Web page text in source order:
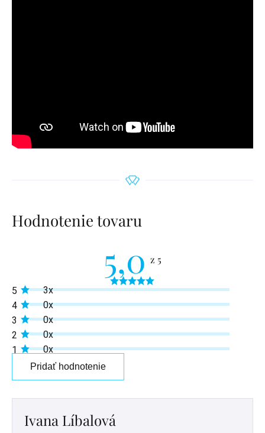
Hodnotenie tovaru
5,0
Priemerné
hodnotenie
produktu
5,0
z
hviezdičiek.
5
3x
4
0x
3
0x
2
0x
1
0x
Pridať hodnotenie
Ivana Líbalová